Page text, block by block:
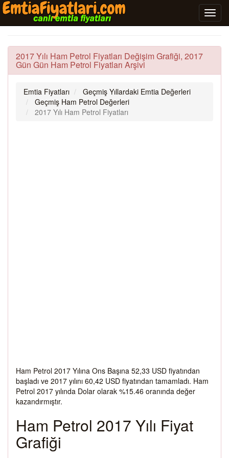
2017 Yılı Ham Petrol Fiyatları Değişim Grafiği, 2017
Gün Gün Ham Petrol Fiyatları Arşivi
Emtia Fiyatları
Geçmiş Yıllardaki Emtia Değerleri
Geçmiş Ham Petrol Değerleri
2017 Yılı Ham Petrol Fiyatları
Ham Petrol 2017 Yılına Ons Başına 52,33 USD fiyatından
başladı ve 2017 yılını 60,42 USD fiyatından tamamladı. Ham
Petrol 2017 yılında Dolar olarak %15.46 oranında değer
kazandırmıştır.
Ham Petrol 2017 Yılı Fiyat
Grafiği